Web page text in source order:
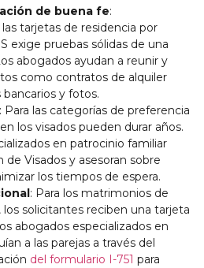
de buena fe:
tarjetas de residencia por
exige pruebas sólidas de una
abogados ayudan a reunir y
como contratos de alquiler
y fotos.
: Para las categorías de preferencia
los visados pueden durar años.
en patrocinio familiar
Visados y asesoran sobre
los tiempos de espera.
: Para los matrimonios de
solicitantes reciben una tarjeta
abogados especializados en
a las parejas a través del
del formulario I-751 para